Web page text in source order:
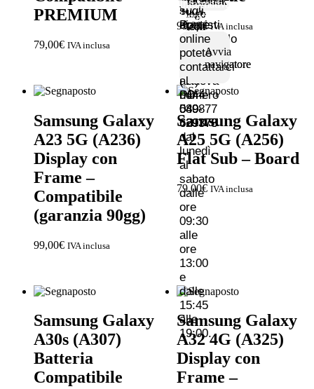
PREMIUM
79,00€ IVA inclusa
99,00€ IVA inclusa
Samsung Galaxy
A23 5G (A236)
Display con
Frame –
Compatibile
(garanzia 90gg)
99,00€ IVA inclusa
Samsung Galaxy
A25 5G (A256)
Flat Sub – Board
79,00€ IVA inclusa
Samsung Galaxy
A30s (A307)
Batteria
Compatibile
Samsung Galaxy
A32 4G (A325)
Display con
Frame –
3
Ponte
di
Brenta
35129
Padova
PD
049-
629378
Avvia
navigatore
Torri
di
Quartesolo
36040
Vicenza
(VI)
0444-
580877
Avvia
navigatore
sugli
acquisti
online
potete
contattarci
al
numero
049-
629378
dal
lunedì
al
sabato
dalle
ore
09:30
alle
ore
13:00
e
dalle
15:45
alle
19:00.
Informativa
Cookie